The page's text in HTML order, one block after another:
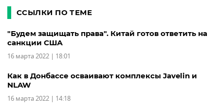
ССЫЛКИ ПО ТЕМЕ
"Будем защищать права". Китай готов ответить на
санкции США
16 марта 2022 | 18:01
Как в Донбассе осваивают комплексы Javelin и
NLAW
16 марта 2022 | 14:18